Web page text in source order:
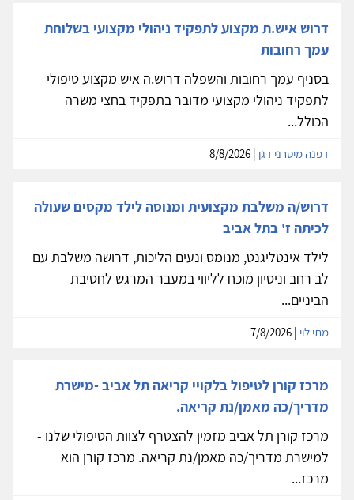
דרוש איש.ת מקצוע לתפקיד ניהולי מקצועי בשלוחת
עמך רחובות
בסניף עמך רחובות והשפלה דרוש.ה איש מקצוע טיפולי
לתפקיד ניהולי מקצועי מדובר בתפקיד בחצי משרה
הכולל...
דפנה מיטרני דגן
דרוש/ה משלבת מקצועית ומנוסה לילד מקסים שעולה
לכיתה ז' בתל אביב
לילד אינטליגנט, מנומס ונעים הליכות, דרושה משלבת עם
לב רחב וניסיון מוכח לליווי במעבר המרגש לחטיבת
הביניים...
מתי לוי
מרכז קורן לטיפול בלקויי קריאה תל אביב -מישרת
מדריך/כה מאמן/נת קריאה.
מרכז קורן תל אביב מזמין להצטרף לצוות הטיפולי שלנו -
למישרת מדריך/כה מאמן/נת קריאה. מרכז קורן הוא
מרכז...